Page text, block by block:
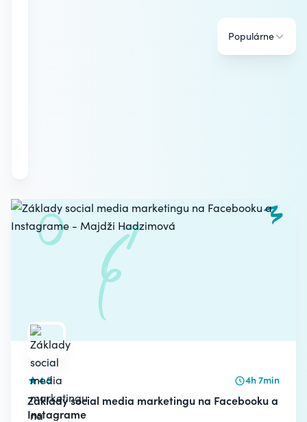
Populárne
4.9 4h 7min
Základy social media marketingu na Facebooku a
Instagrame